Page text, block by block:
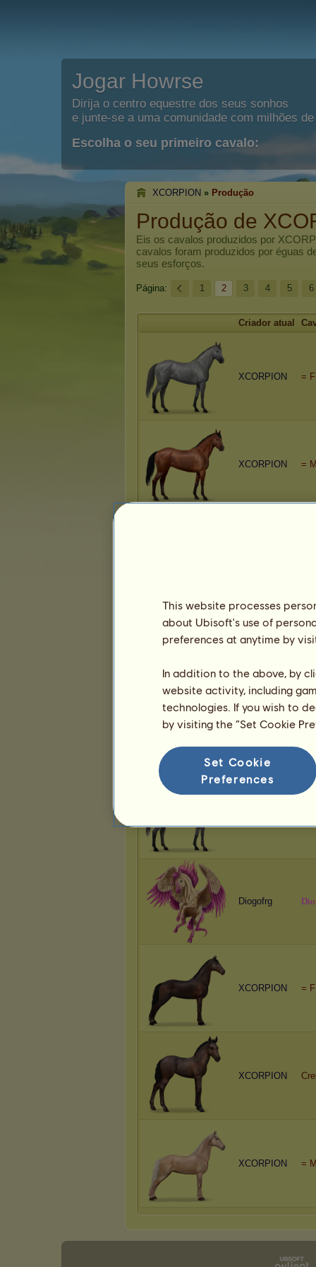
Jogar Howrse
Dirija o centro equestre dos seus sonhos
e junte-se a uma comunidade com milhões
Escolha o seu primeiro cavalo:
XCORPION » Produção
Produção de
Eis os cavalos produzidos por
cavalos foram produzidos por éguas
seus esforços.
Página: 1 2 3 4 5 6
Criador atual
XCORPION =
XCORPION =
XCORPION Xx
XCORPION =
Diogofrg Dio
XCORPION =
XCORPION
XCORPION =
This website processes
about Ubisoft's use of
preferences at anytime by
In addition to the above, by
website activity, including
technologies. If you wish to
by visiting the “Set Cookie
Set Cookie
Preferences